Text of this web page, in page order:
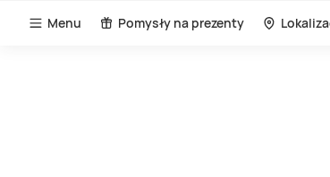
Menu Pomysły na prezenty